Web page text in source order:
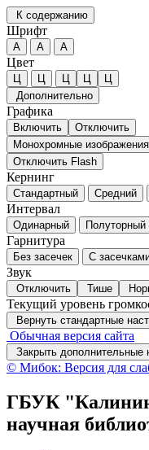
К содержанию
Шрифт
А А А
Цвет
Ц Ц Ц Ц
Ц
Дополнительно
Графика
Включить
Отключить
Монохромные изображения
Отключить Flash
Кернинг
Стандартный Средний
Интервал
Одинарный Полуторный
Гарнитура
Без засечек С
Звук
Отключить Тише
Текущий уровень
Вернуть стандартные
Обычная версия сайта
Закрыть дополнительные
© Мибок: Версия для
ГБУК
научная